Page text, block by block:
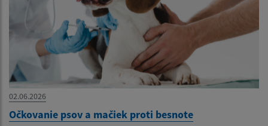
02.06.2026
Očkovanie psov a mačiek proti besnote